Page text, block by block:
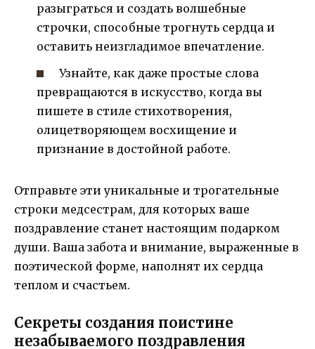
разыграться и создать волшебные
строчки, способные трогнуть сердца и
оставить неизгладимое впечатление.
Узнайте, как даже простые слова
превращаются в искусство, когда вы
пишете в стиле стихотворения,
олицетворяющем восхищение и
признание в достойной работе.
Отправьте эти уникальные и трогательные
строки медсестрам, для которых ваше
поздравление станет настоящим подарком
души. Ваша забота и внимание, выраженные в
поэтической форме, наполнят их сердца
теплом и счастьем.
Секреты создания поистине
незабываемого поздравления